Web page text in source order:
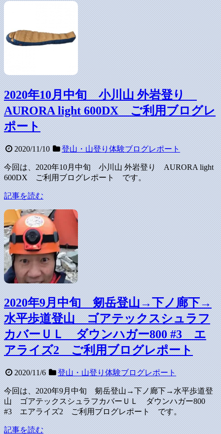
2020年10月中旬 小川山 外岩登り
AURORA light 600DX ご利用ブログレ
ポート
2020/11/10 登山・山登り体験ブログレポート
今回は、2020年10月中旬 小川山 外岩登り AURORA light
600DX ご利用ブログレポート です。
記事を読む
2020年9月中旬 剱岳登山→下ノ廊下→
水平歩道登山 ゴアテックスシュラフ
カバーＵＬ ダウンハガー800 #3 エ
アライズ2 ご利用ブログレポート
2020/11/6 登山・山登り体験ブログレポート
今回は、2020年9月中旬 剱岳登山→下ノ廊下→水平歩道登
山 ゴアテックスシュラフカバーＵＬ ダウンハガー800
#3 エアライズ2 ご利用ブログレポート です。
記事を読む